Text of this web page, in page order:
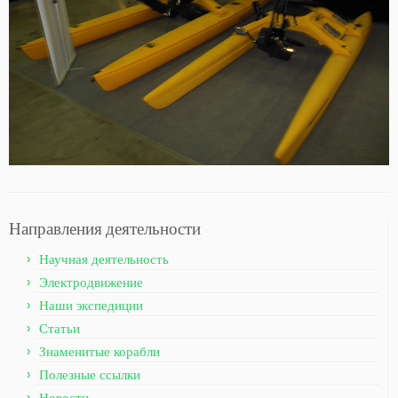
Направления деятельности
Научная деятельность
Электродвижение
Наши экспедиции
Статьи
Знаменитые корабли
Полезные ссылки